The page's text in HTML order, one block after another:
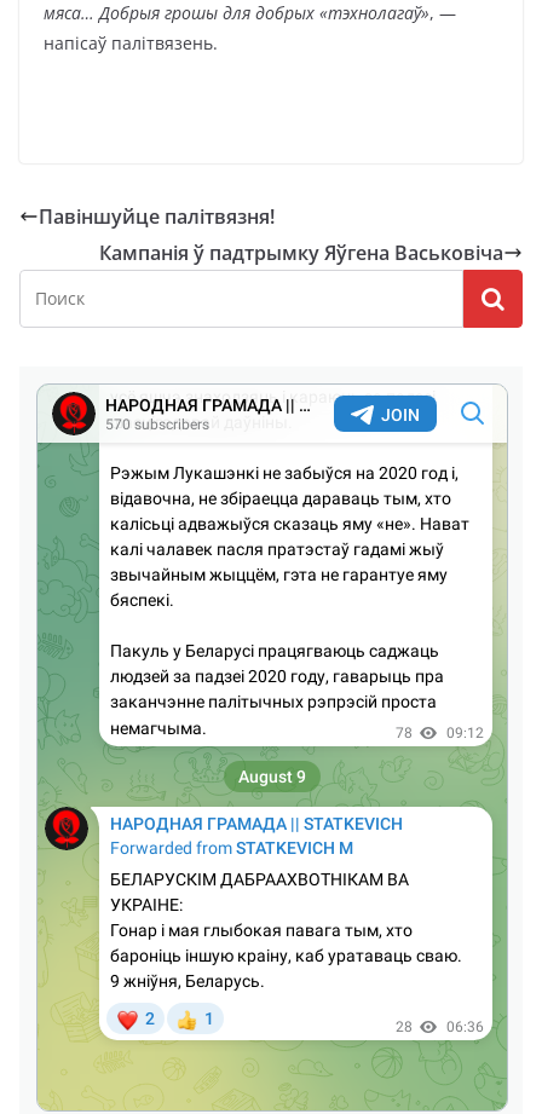
мяса… Добрыя грошы для добрых «тэхнолагаў», —
напісаў палітвязень.
Павіншуйце палітвязня!
Кампанія ў падтрымку Яўгена Васьковіча